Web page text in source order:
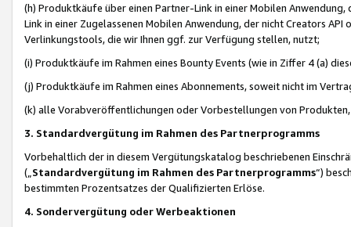
(h) Produktkäufe über einen Partner-Link in einer Mobilen
Link in einer Zugelassenen Mobilen Anwendung, der nicht Creators
Verlinkungstools, die wir Ihnen ggf. zur Verfügung stellen, nutzt;
(i) Produktkäufe im Rahmen eines Bounty Events (wie in Ziffer 4 (a)
(j) Produktkäufe im Rahmen eines Abonnements, soweit nicht im
(k) alle Vorabveröffentlichungen oder Vorbestellungen von
3. Standardvergütung im Rahmen des Partnerprogramms
Vorbehaltlich der in diesem Vergütungskatalog beschriebenen
(„ Standardvergütung im Rahmen des Partnerprogramms“)
bestimmten Prozentsatzes der Qualifizierten Erlöse.
4. Sondervergütung oder Werbeaktionen